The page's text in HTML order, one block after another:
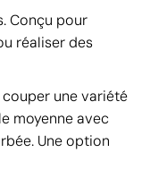
Conçu pour
réaliser des
une variété
moyenne avec
Une option